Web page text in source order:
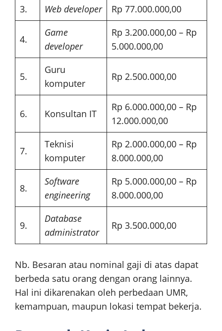
3. Web developer Rp 77.000.000,00
4.
Game
developer
Rp 3.200.000,00 – Rp
5.000.000,00
5.
Guru
komputer
Rp 2.500.000,00
6. Konsultan IT
Rp 6.000.000,00 – Rp
12.000.000,00
7.
Teknisi
komputer
Rp 2.000.000,00 – Rp
8.000.000,00
8.
Software
engineering
Rp 5.000.000,00 – Rp
8.000.000,00
9.
Database
administrator
Rp 3.500.000,00
Nb. Besaran atau nominal gaji di atas dapat
berbeda satu orang dengan orang lainnya.
Hal ini dikarenakan oleh perbedaan UMR,
kemampuan, maupun lokasi tempat bekerja.